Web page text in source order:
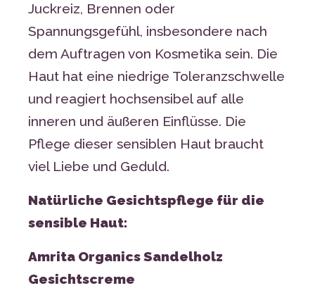
Juckreiz, Brennen oder
Spannungsgefühl, insbesondere nach
dem Auftragen von Kosmetika sein. Die
Haut hat eine niedrige Toleranzschwelle
und reagiert hochsensibel auf alle
inneren und äußeren Einflüsse. Die
Pflege dieser sensiblen Haut braucht
viel Liebe und Geduld.
Natürliche Gesichtspflege für die
sensible Haut:
Amrita Organics Sandelholz
Gesichtscreme